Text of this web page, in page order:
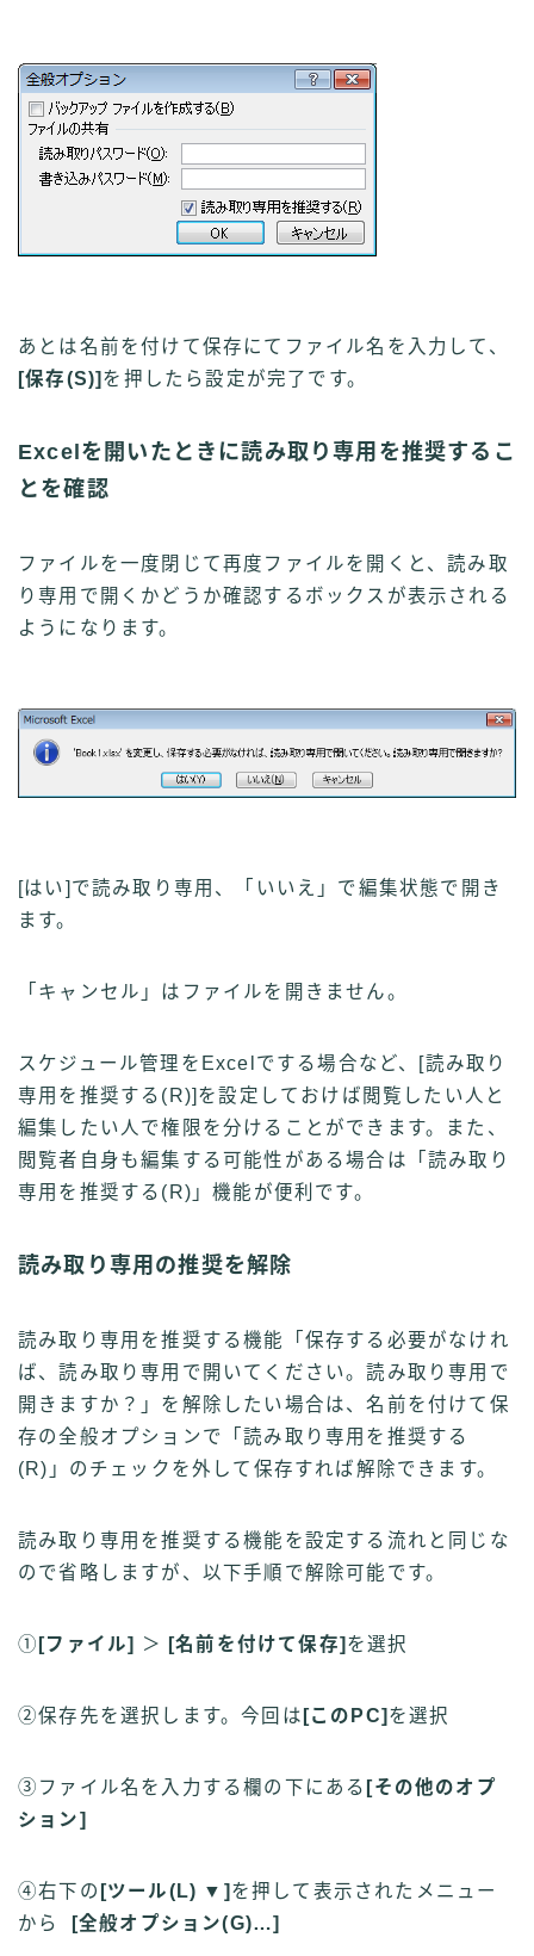
あとは名前を付けて保存にてファイル名を入力して、
[保存(S)] を押したら設定が完了です。
Excelを開いたときに読み取り専用を推奨するこ
とを確認
ファイルを一度閉じて再度ファイルを開くと、読み取
り専用で開くかどうか確認するボックスが表示される
ようになります。
[はい]で読み取り専用、「いいえ」で編集状態で開き
ます。
「キャンセル」はファイルを開きません。
スケジュール管理をExcelでする場合など、[読み取り
専用を推奨する( R)]を設定しておけば閲覧したい人と
編集したい人で権限を分けることができます。また、
閲覧者自身も編集する可能性がある場合は「読み取り
専用を推奨する( R)」機能が便利です。
読み取り専用の推奨を解除
読み取り専用を推奨する機能「保存する必要がなけれ
ば、読み取り専用で開いてください。読み取り専用で
開きますか？」を解除したい場合は、名前を付けて保
存の全般オプションで「読み取り専用を推奨する
(R)」のチェックを外して保存すれば解除できます。
読み取り専用を推奨する機能を設定する流れと同じな
ので省略しますが、以下手順で解除可能です。
① [ファイル] ＞ [名前を付けて保存] を選択
②保存先を選択します。今回は [このPC] を選択
③ファイル名を入力する欄の下にある [その他のオプ
ション]
④右下の [ツール( L) ▼] を押して表示されたメニュー
から
[全般オプション(G)…]